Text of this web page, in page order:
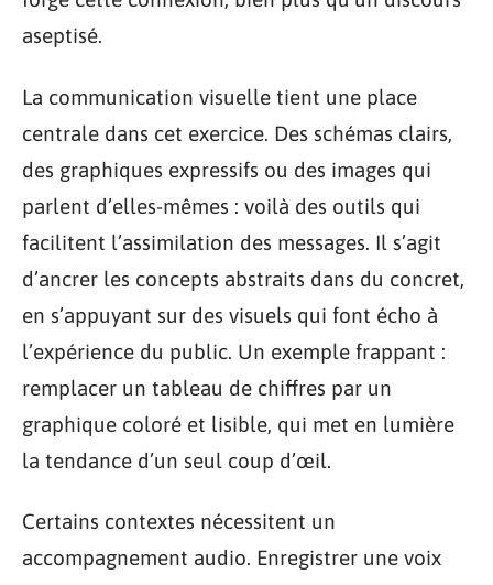
aseptisé.
La communication visuelle tient une place
centrale dans cet exercice. Des schémas clairs,
des graphiques expressifs ou des images qui
parlent d’elles-mêmes : voilà des outils qui
facilitent l’assimilation des messages. Il s’agit
d’ancrer les concepts abstraits dans du concret,
en s’appuyant sur des visuels qui font écho à
l’expérience du public. Un exemple frappant :
remplacer un tableau de chiffres par un
graphique coloré et lisible, qui met en lumière
la tendance d’un seul coup d’œil.
Certains contextes nécessitent un
accompagnement audio. Enregistrer une voix